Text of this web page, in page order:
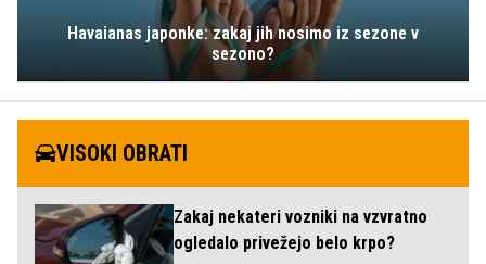
Havaianas japonke: zakaj jih nosimo iz sezone v
sezono?
VISOKI OBRATI
Zakaj nekateri vozniki na vzvratno
ogledalo privežejo belo krpo?